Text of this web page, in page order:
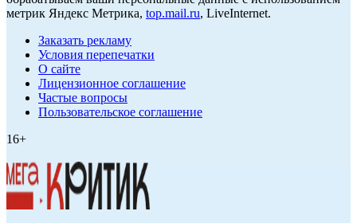
метрик Яндекс Метрика, top.mail.ru, LiveInternet.
Заказать рекламу
Условия перепечатки
О сайте
Лицензионное соглашение
Частые вопросы
Пользовательское соглашение
16+